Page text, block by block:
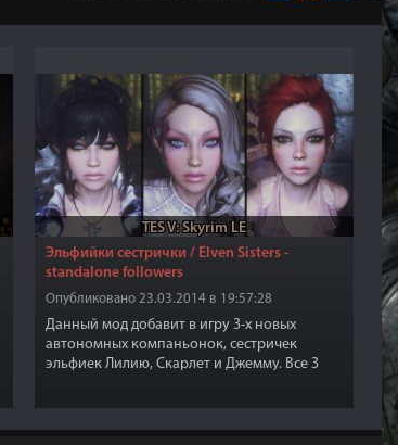
TES V: Skyrim LE
Эльфийки сестрички / Elven Sisters -
standalone followers
Опубликовано 23.03.2014 в 19:57:28
Данный мод добавит в игру 3-х новых
автономных компаньонок, сестричек
эльфиек Лилию, Скарлет и Джемму. Все 3